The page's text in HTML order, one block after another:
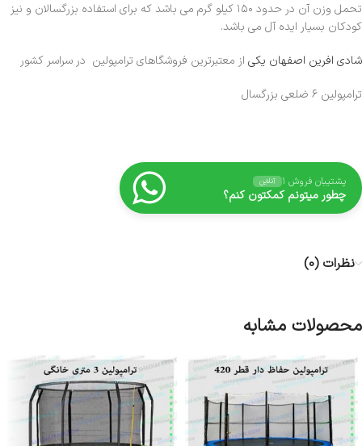
تحمل وزن آن در حدود ۱۵۰ کیلو گرم می باشد که برای استفاده بزرگسالان و نیز
کودکان بسیار ایده آل می باشد.
شادی افرین اصفهان یکی از معتبرترین فروشگاهای ترامپولین در سراسر کشور
ترامپولین ۶ ضلعی بزرگسال
پشتیبان فروش ۱ آنلاین
چطور میتونم کمکتون کنم؟
نظرات (0)
محصولات مشابه